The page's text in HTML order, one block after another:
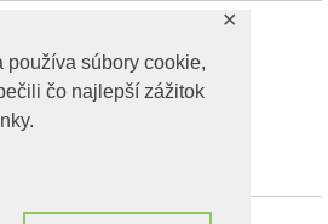
používa súbory cookie,
čo najlepší zážitok
✕